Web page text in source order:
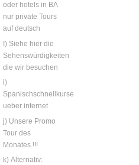
oder hotels in BA
nur private Tours
auf deutsch
I) Siehe hier die
Sehenswürdigkeiten
die wir besuchen
i)
Spanischschnellkurse
ueber internet
j) Unsere Promo
Tour des
Monates !!!
k) Alternativ: